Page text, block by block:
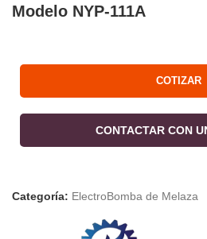
Modelo NYP-111A
COTIZAR
CONTACTAR CON
Categoría: ElectroBomba de Melaza